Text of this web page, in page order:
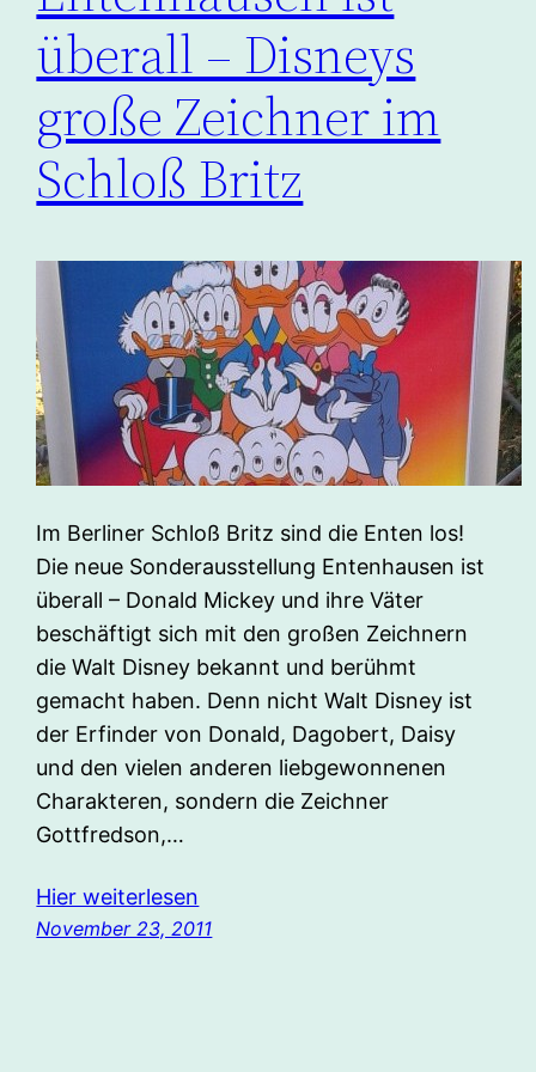
überall – Disneys
große Zeichner im
Schloß Britz
Im Berliner Schloß Britz sind die Enten los!
Die neue Sonderausstellung Entenhausen ist
überall – Donald Mickey und ihre Väter
beschäftigt sich mit den großen Zeichnern
die Walt Disney bekannt und berühmt
gemacht haben. Denn nicht Walt Disney ist
der Erfinder von Donald, Dagobert, Daisy
und den vielen anderen liebgewonnenen
Charakteren, sondern die Zeichner
Gottfredson,…
Hier weiterlesen
November 23, 2011